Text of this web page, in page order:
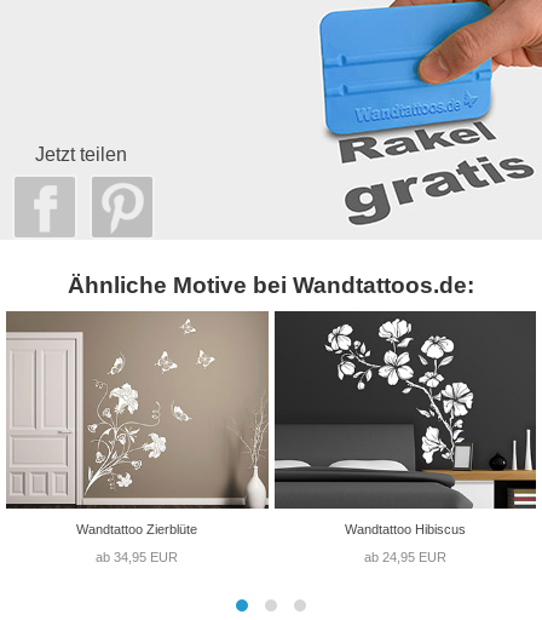
Jetzt teilen
Ähnliche Motive bei Wandtattoos.de:
Wandtattoo Zierblüte
ab 34,95 EUR
Wandtattoo Hibiscus
ab 24,95 EUR